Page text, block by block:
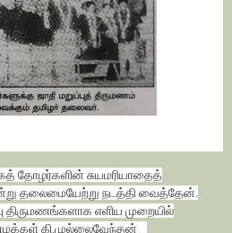
தோழர்களின் சுயமரியாதைத்
தலைமையேற்று நடத்தி வைத்தேன்.
திருமணங்களாக எளிய முறையில்
கி.முல்லைவேந்தன் _